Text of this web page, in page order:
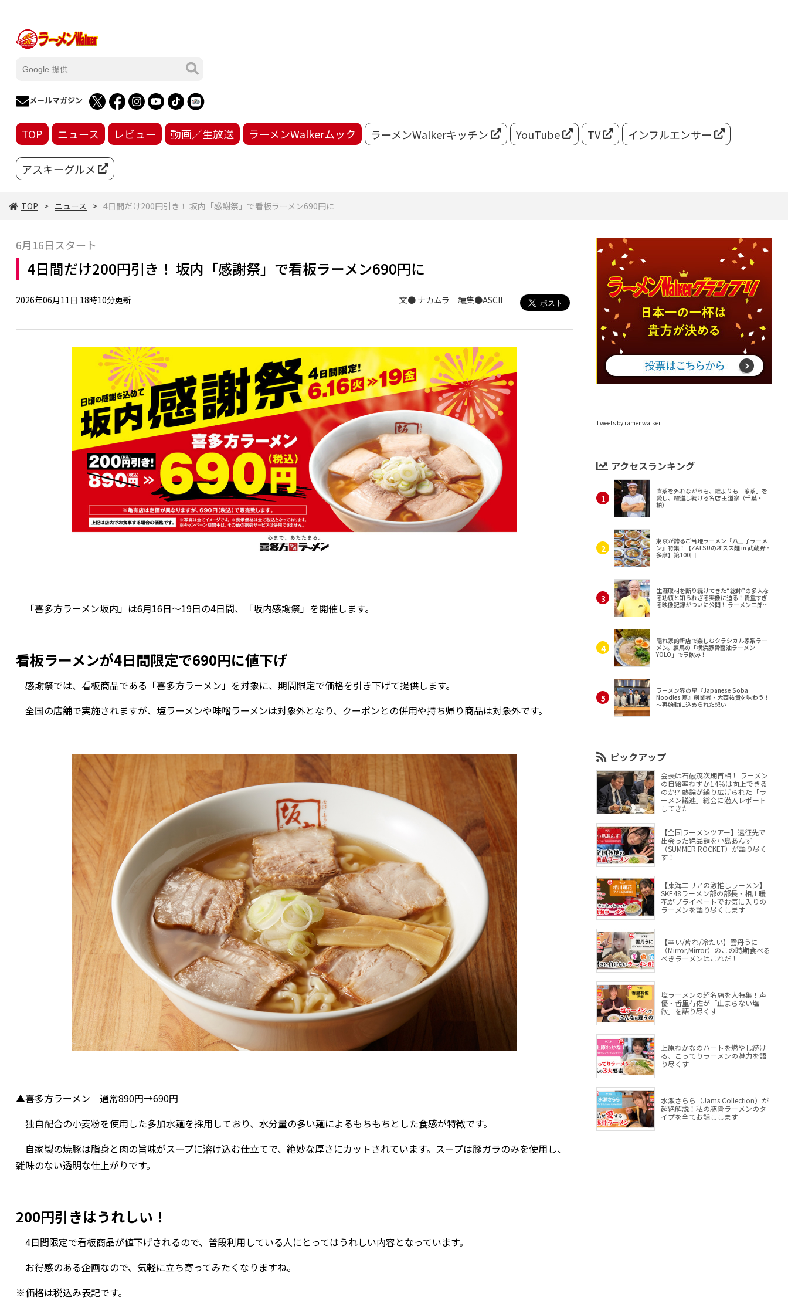
メールマガジン
TOP ニュース レビュー 動画／生放送 ラーメンWalkerムック ラーメンWalkerキッチン YouTube TV インフルエンサー
アスキーグルメ
TOP ニュース 4日間だけ200円引き！ 坂内「感謝祭」で看板ラーメン690円に
6月16日スタート
4日間だけ200円引き！ 坂内「感謝祭」で看板ラーメン690円に
2026年06月11日 18時10分更新 文● ナカムラ 編集●ASCII
「喜多方ラーメン坂内」は6月16日～19日の4日間、「坂内感謝祭」を開催します。
看板ラーメンが4日間限定で690円に値下げ
感謝祭では、看板商品である「喜多方ラーメン」を対象に、期間限定で価格を引き下げて提供します。
全国の店舗で実施されますが、塩ラーメンや味噌ラーメンは対象外となり、クーポンとの併用や持ち帰り商品は対象外です。
▲喜多方ラーメン 通常890円→690円
独自配合の小麦粉を使用した多加水麺を採用しており、水分量の多い麺によるもちもちとした食感が特徴です。
自家製の焼豚は脂身と肉の旨味がスープに溶け込む仕立てで、絶妙な厚さにカットされています。スープは豚ガラのみを使用し、
雑味のない透明な仕上がりです。
200円引きはうれしい！
4日間限定で看板商品が値下げされるので、普段利用している人にとってはうれしい内容となっています。
お得感のある企画なので、気軽に立ち寄ってみたくなりますね。
※価格は税込み表記です。
Tweets by ramenwalker
アクセスランキング
直系を外れながらも、誰よりも「家系」を
愛し、躍進し続ける名店 王道家（千葉・
柏）
東京が誇るご当地ラーメン『八王子ラーメ
ン』特集！【ZATSUのオスス麺 in 武蔵野・
多摩】第100回
生涯取材を断り続けてきた“総帥”の多大な
る功績と知られざる実像に迫る！貴重すぎ
る映像記録がついに公開！ ラーメン二郎
隠れ家的新店で楽しむクラシカル家系ラー
メン。練馬の「横浜豚骨醤油ラーメン
YOLO」でラ飲み！
ラーメン界の星『Japanese Soba
Noodles 蔦』創業者・大西祐貴を味わう！
～再始動に込められた想い
ピックアップ
会長は石破茂次期首相！ ラーメン
の自給率わずか14％は向上できる
のか!? 熱論が繰り広げられた「ラ
ーメン議連」総会に潜入レポート
してきた
【全国ラーメンツアー】遠征先で
出会った絶品麺を小島あんず
（SUMMER ROCKET）が語り尽く
す！
【東海エリアの激推しラーメン】
SKE48ラーメン部の部長・相川暖
花がプライベートでお気に入りの
ラーメンを語り尽くします
【辛い/痺れ/冷たい】雲丹うに
（Mirror,Mirror）のこの時期食べる
べきラーメンはこれだ！
塩ラーメンの超名店を大特集！声
優・香里有佐が「止まらない塩
欲」を語り尽くす
上原わかなのハートを燃やし続け
る、こってりラーメンの魅力を語
り尽くす
水瀬さらら（Jams Collection）が
超絶解説！私の豚骨ラーメンのタ
イプを全てお話しします